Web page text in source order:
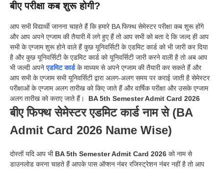
बीए परीक्षा कब शुरू होगी?
आप सभी विद्यार्थी जानना चाहते हैंकि हमारे BA फिफ्थ सेमेस्टर परीक्षा कब शुरू होंगे
और आप अपने एग्जाम की तैयारी में लगे हुए हैं तो आप सभी को बता दे कि जल्द ही आप
सभी के एग्जाम शुरू होने वाले हैं कुछ यूनिवर्सिटी के एडमिट कार्ड को भी जारी कर दिया
है और कुछ यूनिवर्सिटी के एडमिट कार्ड को यूनिवर्सिटी जारी करने वाली है तो अब आप
भी जल्दी अपने एडमिट कार्डके माध्यम से अपने एग्जाम की तैयारी कर सकते हैं और
आप सभी के एग्जाम सभी यूनिवर्सिटी द्वारा अलग-अलग समय पर कराई जाती है सेमेस्टर
परीक्षाओं के एग्जाम अलग तारीख को किए जाते हैं और वार्षिक परीक्षा और उसके एग्जाम
अलग तारीख को कराए जाते हैं। BA 5th Semester Admit Card 2026
बीए फिफ्थ सेमेस्टर एडमिट कार्ड नाम से (BA
Admit Card 2026 Name Wise)
दोस्तों यदि आप भी BA 5th Semester Admit Card 2026 को नाम से
डाउनलोड करना चाहते हैं आपके पास ऑप्शन नंबर रजिस्ट्रेशन नंबर नहीं है तो आप